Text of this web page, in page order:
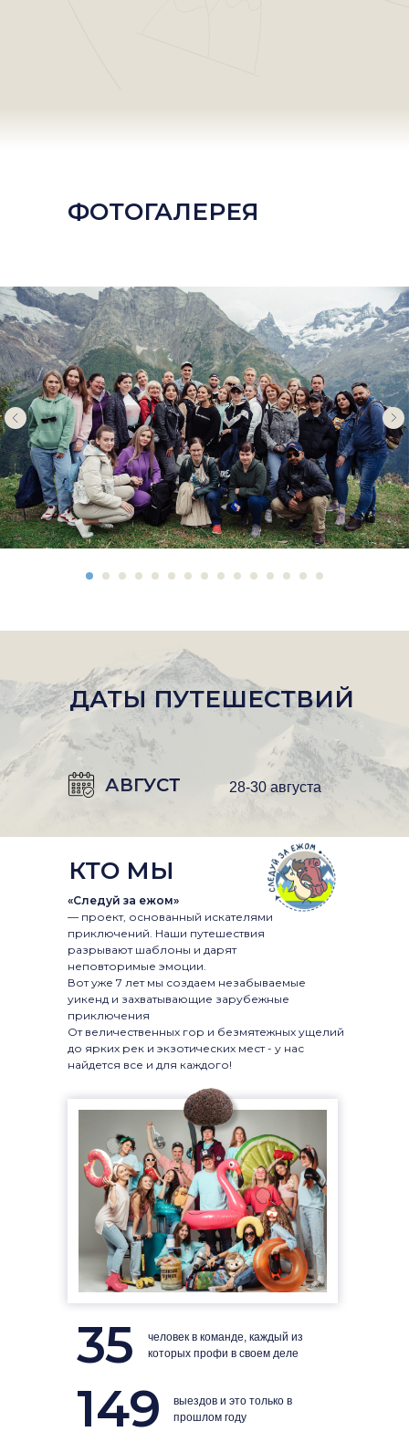
ФОТОГАЛЕРЕЯ
ДАТЫ ПУТЕШЕСТВИЙ
АВГУСТ 28-30 августа
КТО МЫ
«Следуй за ежом»
— проект, основанный искателями
приключений. Наши путешествия
разрывают шаблоны и дарят
неповторимые эмоции.
выездов и это только в
прошлом году
149
человек в команде, каждый из
которых профи в своем деле
35
Вот уже 7 лет мы создаем незабываемые
уикенд и захватывающие зарубежные
приключения
От величественных гор и безмятежных ущелий
до ярких рек и экзотических мест - у нас
найдется все и для каждого!